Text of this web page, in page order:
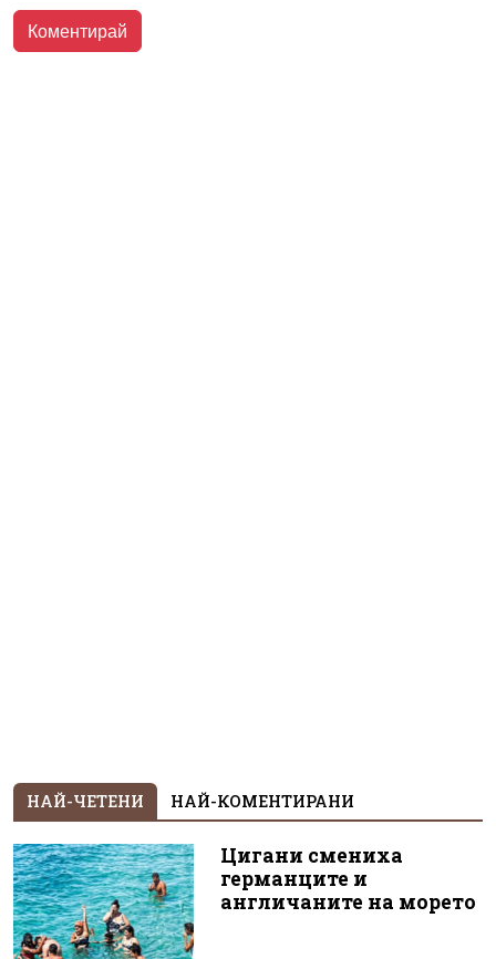
НАЙ-ЧЕТЕНИ НАЙ-КОМЕНТИРАНИ
Цигани смениха
германците и
англичаните на морето